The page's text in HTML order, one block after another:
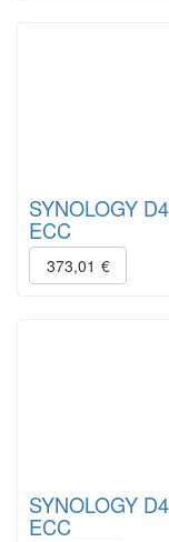
SYNOLOGY
ECC
373,01 €
SYNOLOGY
ECC